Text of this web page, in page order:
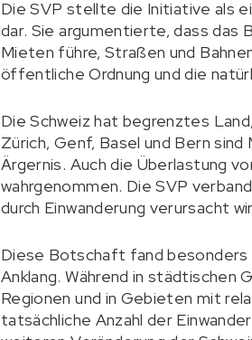
Die SVP stellte die Initiative als
dar. Sie argumentierte, dass das
Mieten führe, Straßen und
öffentliche Ordnung und die
Die Schweiz hat begrenztes
Zürich, Genf, Basel und Bern
Ärgernis. Auch die Überlastung
wahrgenommen. Die SVP
durch Einwanderung verursacht
Diese Botschaft fand besonders
Anklang. Während in städtischen
Regionen und in Gebieten mit
tatsächliche Anzahl der